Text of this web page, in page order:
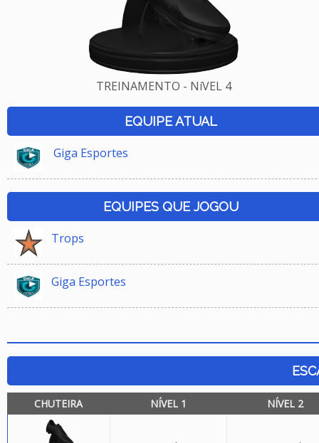
TREINAMENTO - NíVEL 4
EQUIPE ATUAL
Giga Esportes
EQUIPES QUE JOGOU
Trops
Giga Esportes
CHUTEIRA NÍVEL 1 NÍVEL 2